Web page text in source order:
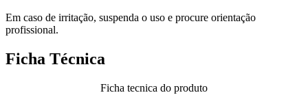
Em caso de irritação, suspenda o uso e procure orientação
profissional.
Ficha Técnica
Ficha tecnica do produto